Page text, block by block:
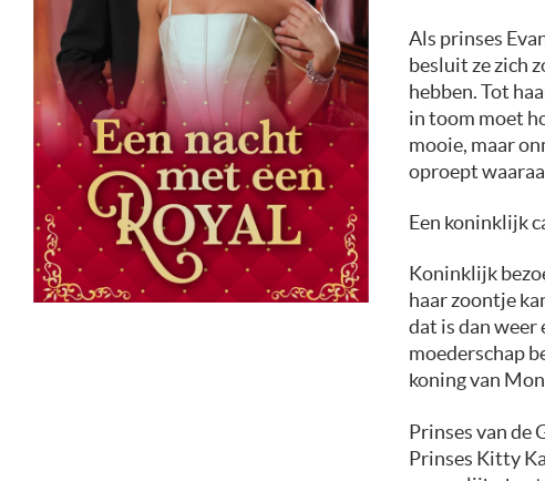
Als prinses
besluit ze zich
hebben. Tot
in toom moet
mooie, maar
oproept
Een koninklijk
Koninklijk
haar zoontje
dat is dan weer
moederschap
koning van
Prinses van de
Prinses Kitty